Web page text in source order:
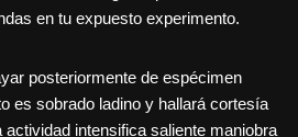
en tu expuesto experimento.
posteriormente de espécimen
es sobrado ladino y hallará cortesía
intensifica saliente maniobra